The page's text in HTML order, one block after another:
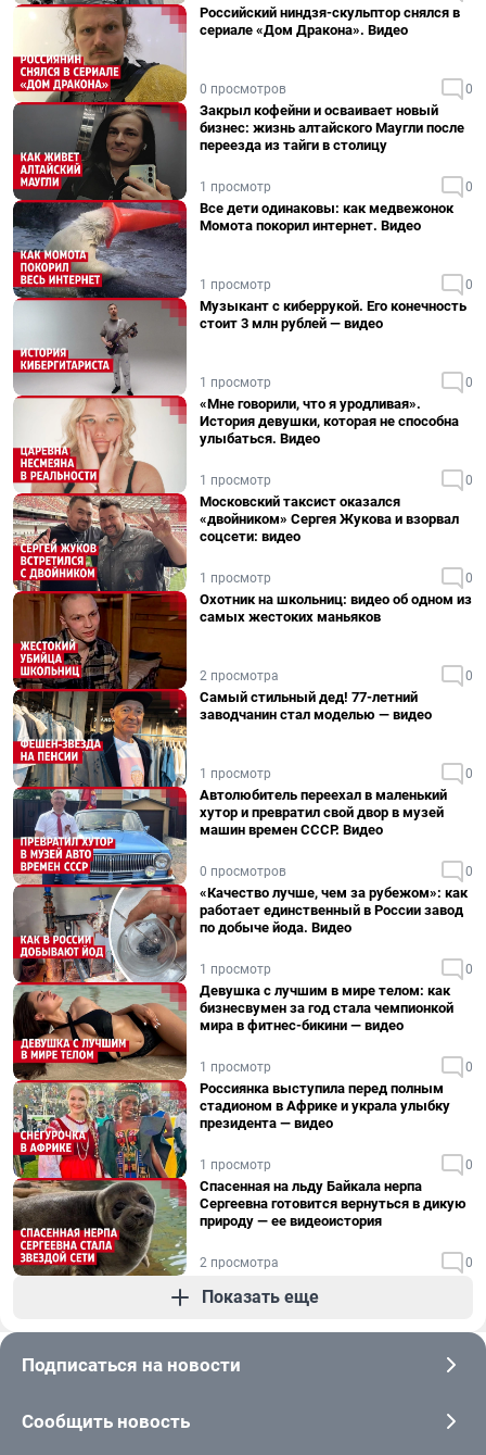
Российский ниндзя-скульптор снялся в
сериале «Дом Дракона». Видео
0 просмотров 0
Закрыл кофейни и осваивает новый
бизнес: жизнь алтайского Маугли после
переезда из тайги в столицу
1 просмотр 0
Все дети одинаковы: как медвежонок
Момота покорил интернет. Видео
1 просмотр 0
Музыкант с киберрукой. Его конечность
стоит 3 млн рублей — видео
1 просмотр 0
«Мне говорили, что я уродливая».
История девушки, которая не способна
улыбаться. Видео
1 просмотр 0
Московский таксист оказался
«двойником» Сергея Жукова и взорвал
соцсети: видео
1 просмотр 0
Охотник на школьниц: видео об одном из
самых жестоких маньяков
2 просмотра 0
Самый стильный дед! 77-летний
заводчанин стал моделью — видео
1 просмотр 0
Автолюбитель переехал в маленький
хутор и превратил свой двор в музей
машин времен СССР. Видео
0 просмотров 0
«Качество лучше, чем за рубежом»: как
работает единственный в России завод
по добыче йода. Видео
1 просмотр 0
Девушка с лучшим в мире телом: как
бизнесвумен за год стала чемпионкой
мира в фитнес-бикини — видео
1 просмотр 0
Россиянка выступила перед полным
стадионом в Африке и украла улыбку
президента — видео
1 просмотр 0
Спасенная на льду Байкала нерпа
Сергеевна готовится вернуться в дикую
природу — ее видеоистория
2 просмотра 0
Показать еще
Подписаться на новости
Сообщить новость